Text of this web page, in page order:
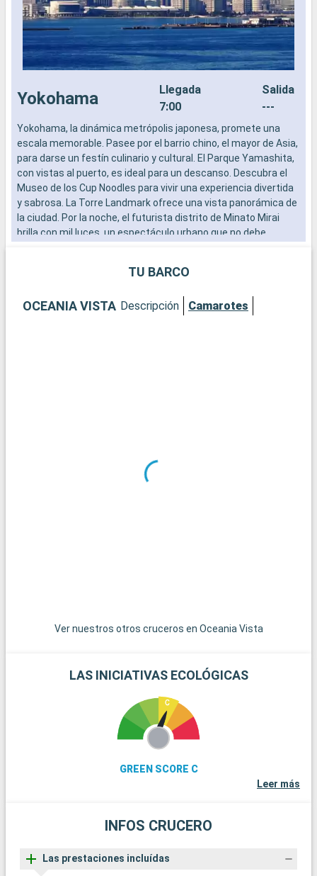
Yokohama
Llegada
7:00
Salida
---
Yokohama, la dinámica metrópolis japonesa, promete una
escala memorable. Pasee por el barrio chino, el mayor de Asia,
para darse un festín culinario y cultural. El Parque Yamashita,
con vistas al puerto, es ideal para un descanso. Descubra el
Museo de los Cup Noodles para vivir una experiencia divertida
y sabrosa. La Torre Landmark ofrece una vista panorámica de
la ciudad. Por la noche, el futurista distrito de Minato Mirai
brilla con mil luces, un espectáculo urbano que no debe
TU BARCO
OCEANIA VISTA Descripción Camarotes
Ver nuestros otros cruceros en Oceania Vista
LAS INICIATIVAS ECOLÓGICAS
GREEN SCORE C
Leer más
INFOS CRUCERO
Las prestaciones incluídas